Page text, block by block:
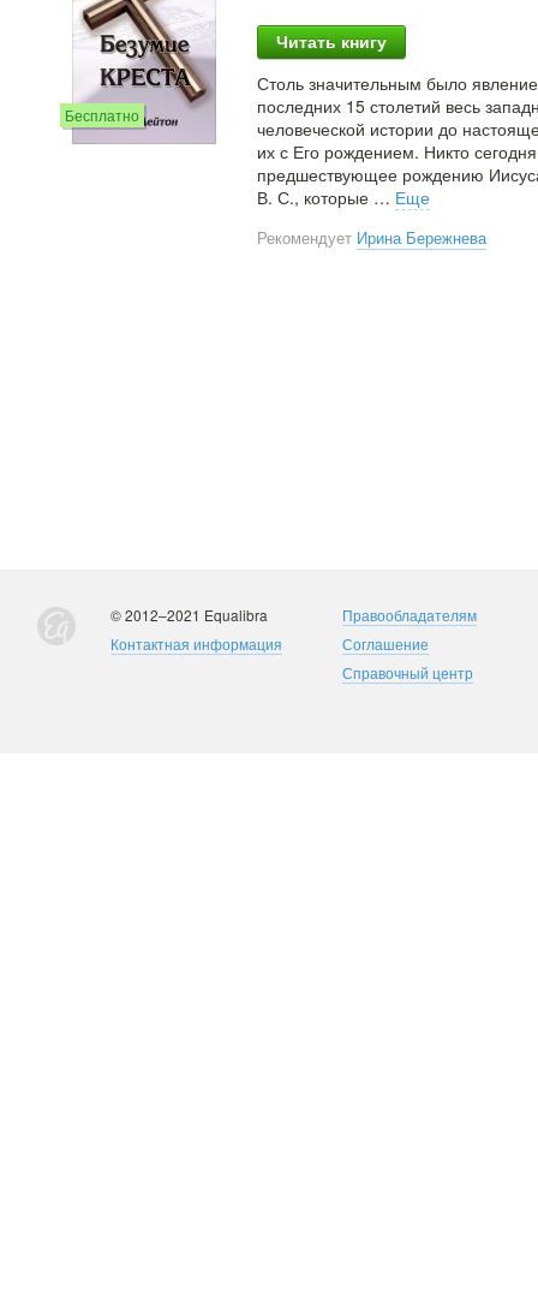
Бесплатно
Читать книгу
Столь значительным было
последних 15 столетий весь
человеческой истории до
их с Его рождением. Никто
предшествующее рождению
В. С., которые … Еще
Рекомендует Ирина Бережнева
© 2012–2021 Equalibra
Контактная информация
Правообладателям
Соглашение
Справочный центр